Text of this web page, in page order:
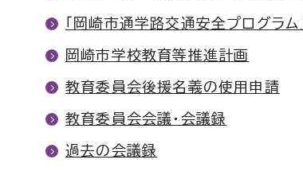
「岡崎市通学路交通安全プログラム
岡崎市学校教育等推進計画
教育委員会後援名義の使用申請
教育委員会会議・会議録
過去の会議録